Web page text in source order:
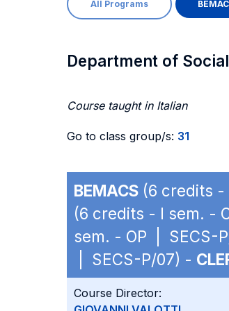
All Programs
Department of
Course taught in Italian
Go to class group/s: 31
BEMACS (6 credits
(6 credits - I sem. -
sem. - OP | SECS-
| SECS-P/07) -
Course Director: